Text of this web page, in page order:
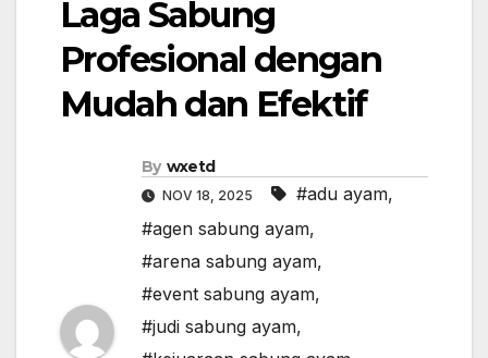
Laga Sabung
Profesional dengan
Mudah dan Efektif
By wxetd
NOV 18, 2025 #adu ayam,
#agen sabung ayam,
#arena sabung ayam,
#event sabung ayam,
#judi sabung ayam,